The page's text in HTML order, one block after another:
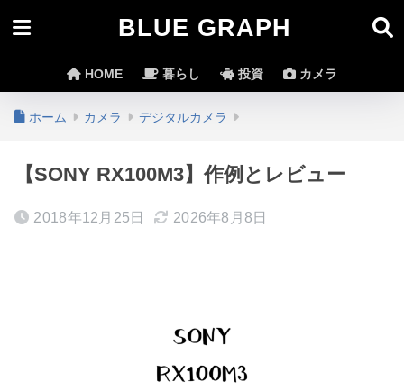
BLUE GRAPH
HOME 暮らし 投資 カメラ
ホーム カメラ デジタルカメラ
【SONY RX100M3】作例とレビュー
2018年12月25日 2026年8月8日